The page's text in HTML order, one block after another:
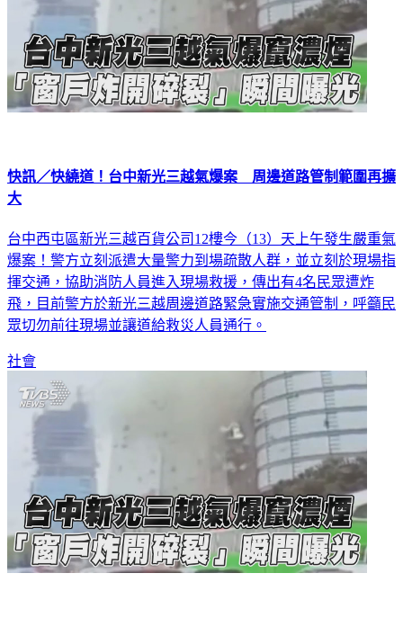
快訊／快繞道！台中新光三越氣爆案 周邊道路管制範圍再擴
大
台中西屯區新光三越百貨公司12樓今（13）天上午發生嚴重氣
爆案！警方立刻派遣大量警力到場疏散人群，並立刻於現場指
揮交通，協助消防人員進入現場救援，傳出有4名民眾遭炸
飛，目前警方於新光三越周邊道路緊急實施交通管制，呼籲民
眾切勿前往現場並讓道給救災人員通行。
社會